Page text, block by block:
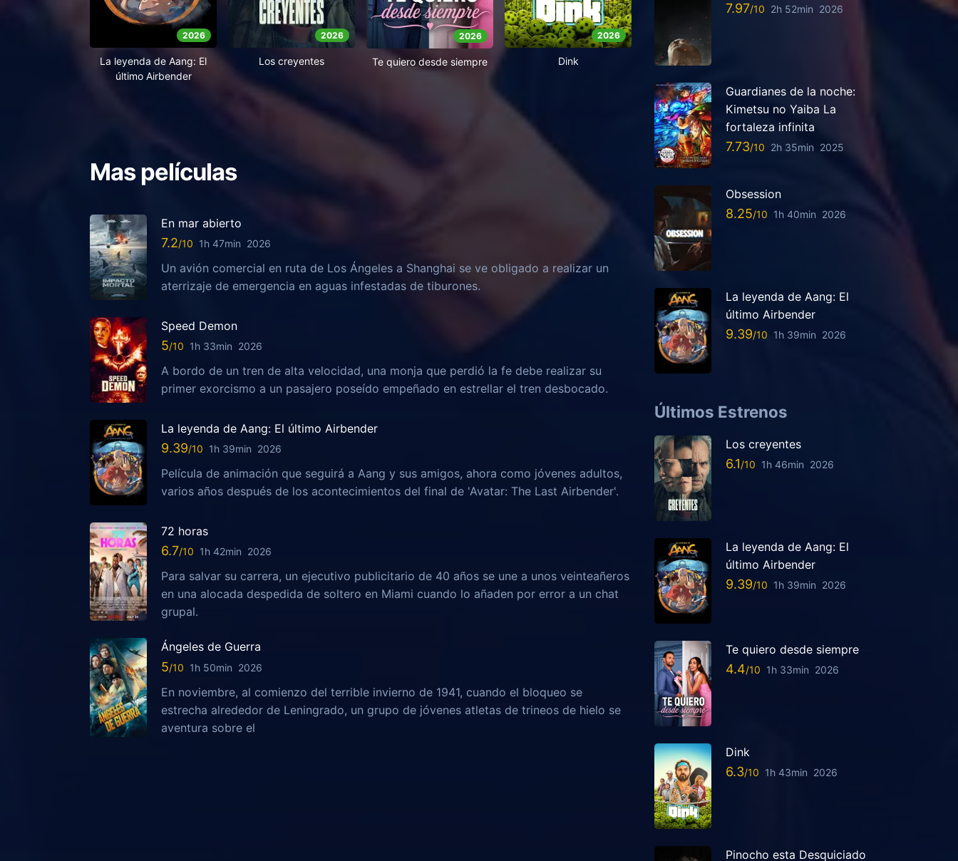
2026
La leyenda de Aang: El
último Airbender
2026
Los creyentes
2026
Te quiero desde siempre
2026
Dink
Mas películas
En mar abierto
7.2 1h 47min 2026
Un avión comercial en ruta de Los Ángeles a Shanghai se ve obligado a realizar un
aterrizaje de emergencia en aguas infestadas de tiburones.
Speed Demon
5 1h 33min 2026
A bordo de un tren de alta velocidad, una monja que perdió la fe debe realizar su
primer exorcismo a un pasajero poseído empeñado en estrellar el tren desbocado.
La leyenda de Aang: El último Airbender
9.39 1h 39min 2026
Película de animación que seguirá a Aang y sus amigos, ahora como jóvenes adultos,
varios años después de los acontecimientos del final de 'Avatar: The Last Airbender'.
72 horas
6.7 1h 42min 2026
Para salvar su carrera, un ejecutivo publicitario de 40 años se une a unos veinteañeros
en una alocada despedida de soltero en Miami cuando lo añaden por error a un chat
grupal.
Ángeles de Guerra
5 1h 50min 2026
En noviembre, al comienzo del terrible invierno de 1941, cuando el bloqueo se
estrecha alrededor de Leningrado, un grupo de jóvenes atletas de trineos de hielo se
aventura sobre el
7.97 2h 52min 2026
Guardianes de la noche:
Kimetsu no Yaiba La
fortaleza infinita
7.73 2h 35min 2025
Obsession
8.25 1h 40min 2026
La leyenda de Aang: El
último Airbender
9.39 1h 39min 2026
Últimos Estrenos
Los creyentes
6.1 1h 46min 2026
La leyenda de Aang: El
último Airbender
9.39 1h 39min 2026
Te quiero desde siempre
4.4 1h 33min 2026
Dink
6.3 1h 43min 2026
Pinocho esta Desquiciado